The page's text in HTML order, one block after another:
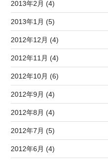
2013年2月 (4)
2013年1月 (5)
2012年12月 (4)
2012年11月 (4)
2012年10月 (6)
2012年9月 (4)
2012年8月 (4)
2012年7月 (5)
2012年6月 (4)